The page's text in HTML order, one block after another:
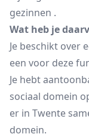
gezinnen .
Wat heb je
Je beschikt over
een voor deze
Je hebt
sociaal domein
er in Twente
domein.